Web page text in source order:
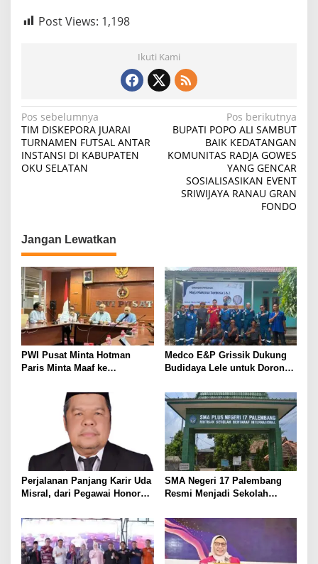
Post Views: 1,198
Ikuti Kami
N
a
v
s
i
p
o
s
Pos sebelumnya
TIM DISKEPORA JUARAI
TURNAMEN FUTSAL ANTAR
INSTANSI DI KABUPATEN
OKU SELATAN
Pos berikutnya
BUPATI POPO ALI SAMBUT
BAIK KEDATANGAN
KOMUNITAS RADJA GOWES
YANG GENCAR
SOSIALISASIKAN EVENT
SRIWIJAYA RANAU GRAN
FONDO
Jangan Lewatkan
PWI Pusat Minta Hotman
Paris Minta Maaf ke
Pers Harus Dihormati
Medco E&P Grissik Dukung
Budidaya Lele untuk Dorong
Masyarakat
Perjalanan Panjang Karir Uda
Misral, dari Pegawai Honorer
Karir Jabatan Struktural
Eselon III
SMA Negeri 17 Palembang
Resmi Menjadi Sekolah